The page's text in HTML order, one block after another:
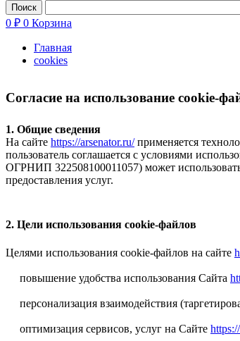
0 ₽ 0 Корзина
Главная
cookies
Согласие на использование cookie-
1. Общие сведения
На сайте https://arsenator.ru/применяется
пользователь соглашается с условиями
ОГРНИП 322508100011057) может
предоставления услуг.
2. Цели использования cookie-файлов
Целями использования cookie-файлов на сайте
повышение удобства использования Сайта
персонализация взаимодействия
оптимизация сервисов, услуг на Сайте